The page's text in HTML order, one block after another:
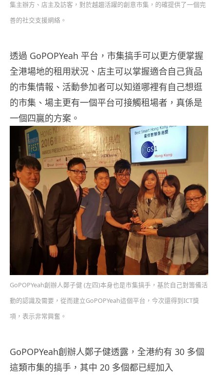
集主辦方、店主及訪客，對於越趨活躍的創意市集，的確提供了一個完
善的社交支援網絡。
透過 GoPOPYeah 平台，市集搞手可以更方便掌握
全港場地的租用狀況、店主可以掌握適合自己貨品
的市集情報、活動參加者可以知道哪裡有自己想逛
的市集、場主更有一個平台可接觸租場者，真係是
一個四贏的方案。
GoPOPYeah創辦人鄭子健 (左四)本身也是市集搞手，基於自己對籌備活
動的認識及需要，從而建立GoPOPYeah這個平台，今次還得到ICT獎
項，表示非常興奮。
GoPOPYeah創辦人鄭子健透露，全港約有 30 多個
這類市集的搞手，其中 20 多個都已經加入